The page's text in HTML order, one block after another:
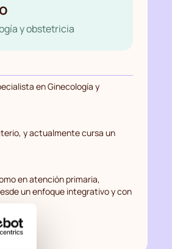
y obstetricia
en Ginecología y
y actualmente cursa un
en atención primaria,
un enfoque integrativo y con